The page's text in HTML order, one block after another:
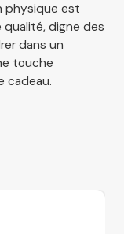
physique est
qualité, digne des
dans un
touche
cadeau.